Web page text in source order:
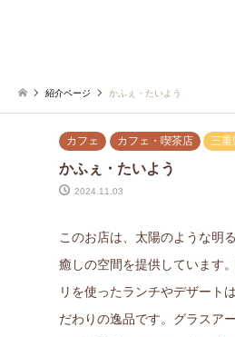
紹介ページ かふぇ・たいよう
カフェ カフェ・喫茶店 三重
かふぇ・たいよう
2024.11.03
このお店は、太陽のような明
癒しの空間を提供しています
リを使ったランチやデザート
だわりの逸品です。グラスア